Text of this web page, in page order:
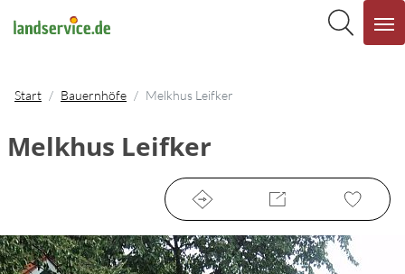
Start Bauernhöfe Melkhus Leifker
Melkhus Leifker